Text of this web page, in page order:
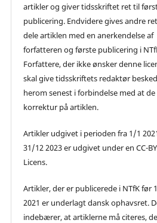
artikler og giver tidsskriftet ret til
publicering. Endvidere gives andre
dele artiklen med en anerkendelse af
forfatteren og første publicering i
Forfattere, der ikke ønsker denne
skal give tidsskriftets redaktør besked
herom senest i forbindelse med at
korrektur på artiklen.
Artikler udgivet i perioden fra 1/1
31/12 2023 er udgivet under en CC-
Licens.
Artikler, der er publicerede i NTfK før
2021 er underlagt dansk ophavsret.
indebærer, at artiklerne må citeres,